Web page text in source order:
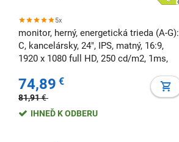
5x
monitor, herný, energetická trieda (A-G):
C, kancelársky, 24", IPS, matný, 16:9,
1920 x 1080 full HD, 250 cd/m2, 1ms,
74,89 €
81,91€
IHNEĎ K ODBERU